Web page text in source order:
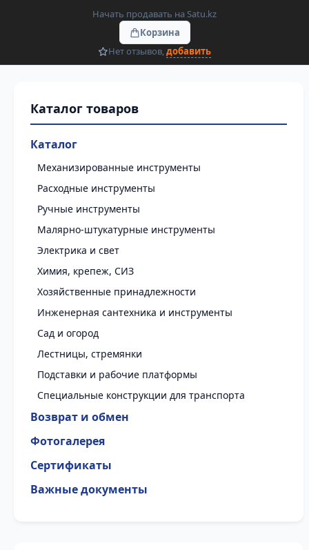
Начать продавать на Satu.kz
Корзина
Нет отзывов,добавить
Каталог
Механизированные инструменты
Расходные инструменты
Ручные инструменты
Малярно-штукатурные инструменты
Электрика и свет
Химия, крепеж, СИЗ
Хозяйственные принадлежности
Инженерная сантехника и инструменты
Сад и огород
Лестницы, стремянки
Подставки и рабочие платформы
Специальные конструкции для транспорта
Возврат и обмен
Фотогалерея
Сертификаты
Важные документы